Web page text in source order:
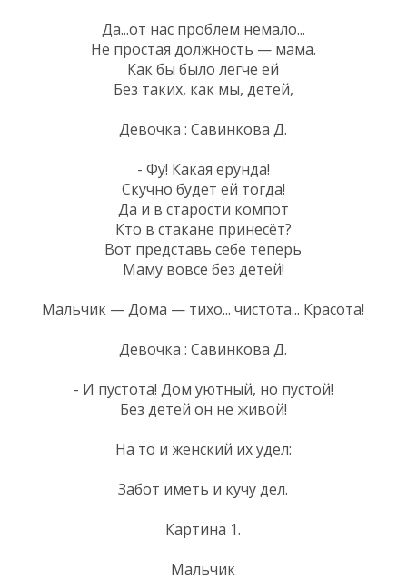
Да...от нас проблем немало...
Не простая должность — мама.
Как бы было легче ей
Без таких, как мы, детей,
Девочка : Савинкова Д.
- Фу! Какая ерунда!
Скучно будет ей тогда!
Да и в старости компот
Кто в стакане принесёт?
Вот представь себе теперь
Маму вовсе без детей!
Мальчик — Дома — тихо... чистота... Красота!
Девочка : Савинкова Д.
- И пустота! Дом уютный, но пустой!
Без детей он не живой!
На то и женский их удел:
Забот иметь и кучу дел.
Картина 1.
Мальчик